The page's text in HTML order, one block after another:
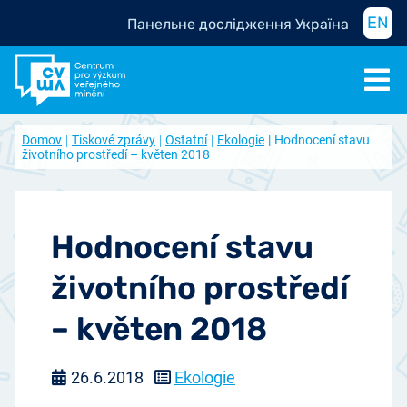
Панельне дослідження Україна EN
Domov Tiskové zprávy Ostatní Ekologie
Hodnocení stavu
životního prostředí – květen 2018
Hodnocení stavu
životního prostředí
– květen 2018
26.6.2018 Ekologie